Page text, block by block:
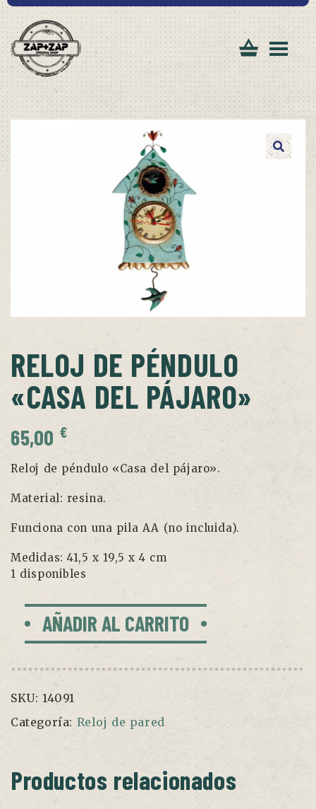
RELOJ DE PÉNDULO
«CASA DEL PÁJARO»
65,00 €
Reloj de péndulo «Casa del pájaro».
Material: resina.
Funciona con una pila AA (no incluida).
Medidas: 41,5 x 19,5 x 4 cm
1 disponibles
"Casa
pájaro"
cantidad
AÑADIR AL CARRITO
SKU: 14091
Categoría: Reloj de pared
Productos relacionados